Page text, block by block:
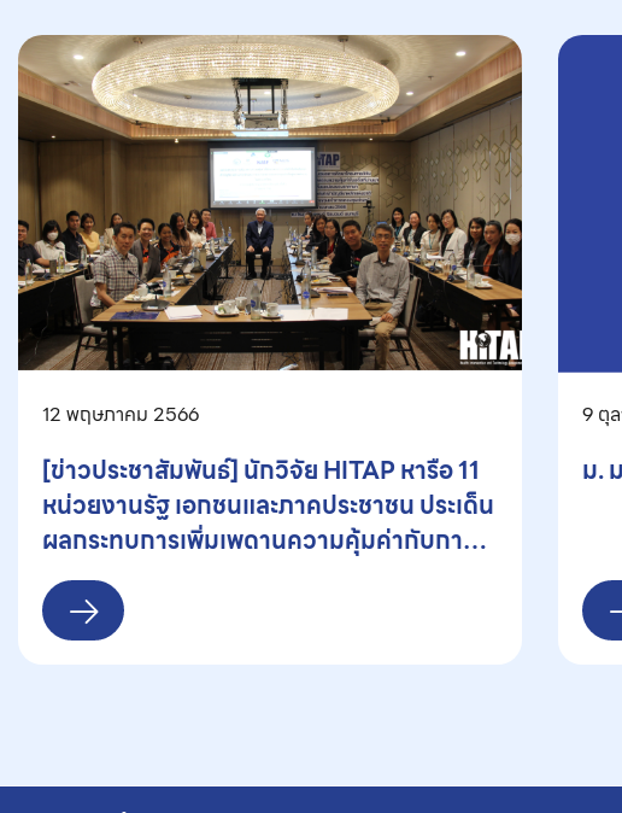
12 พฤษภาคม 2566
[ข่าวประชาสัมพันธ์] นักวิจัย HITAP หารือ 11
หน่วยงานรัฐ เอกชนและภาคประชาชน ประเด็น
ผลกระทบการเพิ่มเพดานความคุ้มค่ากับการ
ตัดสินใจคัดเลือกยาเข้าสู่บัญชียาหลักแห่งชาติ
9 ตุ
ม.